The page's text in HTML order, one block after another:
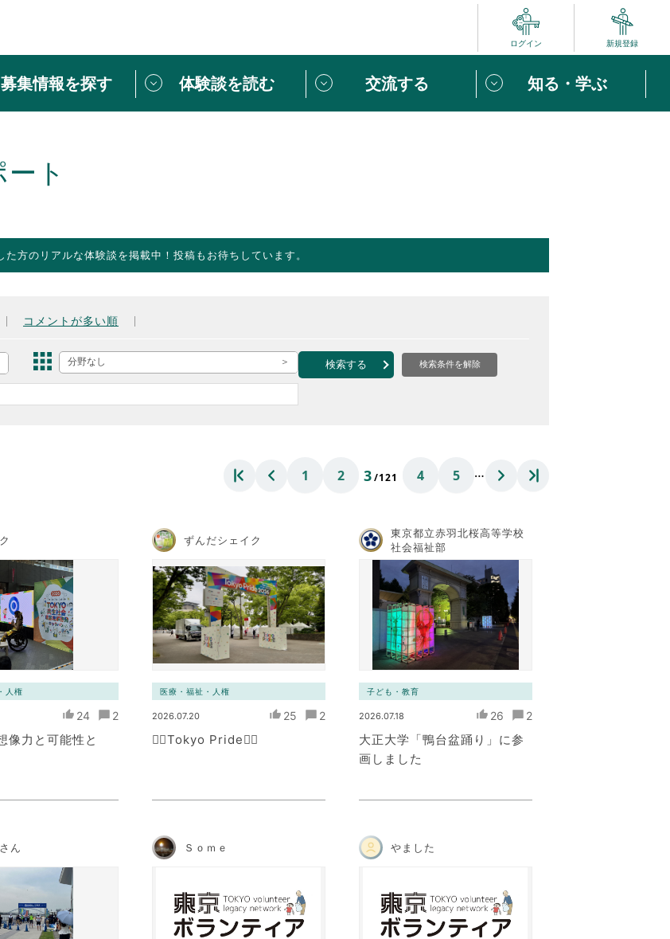
ログイン 新規登録
は「個人ユーザー登録」
ワークとは ボランティアはじめての方へ
ボランティア みんなのVOICE
募集情報を探す 体験談を読む 交流する 知る・学ぶ
スペシャルインタビュー
ボランティアはじめの一歩
ボランティア関連ニュース（外部記事）
ト
方のリアルな体験談を掲載中！投稿もお待ちしています。
コメントが多い順
分野なし 検索する 検索条件を解除
1 2 3/121 4 5 …
人権
24 2
像力と可能性と
ずんだシェイク
医療・福祉・人権
2026.07.20 25 2
🏳️‍🌈Tokyo Pride🏳️‍🌈
東京都立赤羽北桜高等学校
社会福祉部
子ども・教育
2026.07.18 26 2
大正大学「鴨台盆踊り」に参
画しました
ん Ｓｏｍｅ やました